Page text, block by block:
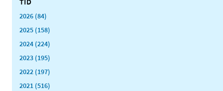
2026 (84)
2025 (158)
2024 (224)
2023 (195)
2022 (197)
2021 (516)